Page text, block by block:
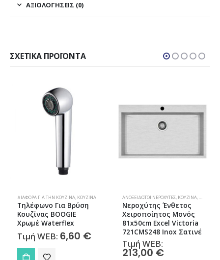
ΑΞΙΟΛΟΓΉΣΕΙΣ (0)
ΣΧΕΤΙΚΆ ΠΡΟΪΌΝΤΑ
ΔΙΆΦΟΡΑ ΓΙΑ ΤΗΝ ΚΟΥΖΊΝΑ, ΚΟΥΖΊΝΑ
Τηλέφωνο Για Βρύση
Κουζίνας BOOGIE
Χρωμέ Waterflex
Τιμή WEB: 6,60 €
ΑΝΟΞΕΊΔΩΤΟΙ ΝΕΡΟΧΎΤΕΣ, ΚΟΥΖΊΝΑ,
Νεροχύτης Ένθετος
Χειροποίητος Μονός
81x50cm Excel Victoria
721CMS248 Inox Σατινέ
Τιμή WEB:
213,00 €